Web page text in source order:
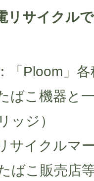
リサイクル
「Ploom」
ばこ機器と
ッジ）
サイクルマ
ばこ販売店